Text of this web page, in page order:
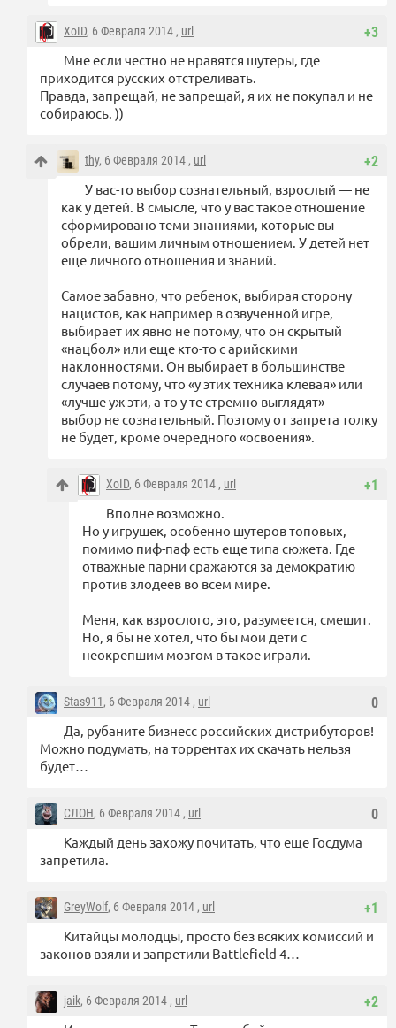
+3
XoID, 6 Февраля 2014 , url
Мне если честно не нравятся шутеры, где
приходится русских отстреливать.
Правда, запрещай, не запрещай, я их не покупал и не
собираюсь. ))
+2
thy, 6 Февраля 2014 , url
У вас-то выбор сознательный, взрослый — не
как у детей. В смысле, что у вас такое отношение
сформировано теми знаниями, которые вы
обрели, вашим личным отношением. У детей нет
еще личного отношения и знаний.
Самое забавно, что ребенок, выбирая сторону
нацистов, как например в озвученной игре,
выбирает их явно не потому, что он скрытый
«нацбол» или еще кто-то с арийскими
наклонностями. Он выбирает в большинстве
случаев потому, что «у этих техника клевая» или
«лучше уж эти, а то у те стремно выглядят» —
выбор не сознательный. Поэтому от запрета толку
не будет, кроме очередного «освоения».
+1
XoID, 6 Февраля 2014 , url
Вполне возможно.
Но у игрушек, особенно шутеров топовых,
помимо пиф-паф есть еще типа сюжета. Где
отважные парни сражаются за демократию
против злодеев во всем мире.
Меня, как взрослого, это, разумеется, смешит.
Но, я бы не хотел, что бы мои дети с
неокрепшим мозгом в такое играли.
0
Stas911, 6 Февраля 2014 , url
Да, рубаните бизнесс российских дистрибуторов!
Можно подумать, на торрентах их скачать нельзя
будет…
0
СЛОН, 6 Февраля 2014 , url
Каждый день захожу почитать, что еще Госдума
запретила.
+1
GreyWolf, 6 Февраля 2014 , url
Китайцы молодцы, просто без всяких комиссий и
законов взяли и запретили Battlefield 4…
+2
jaik, 6 Февраля 2014 , url